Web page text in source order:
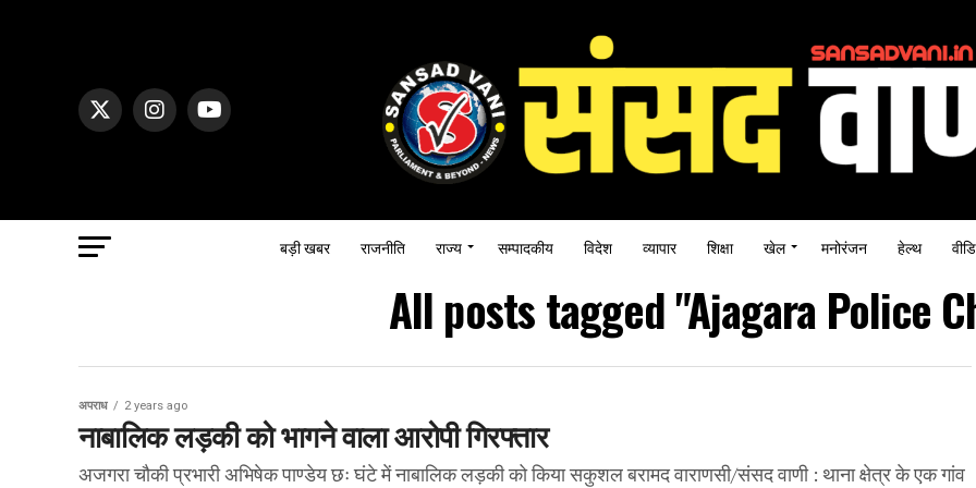
बड़ी खबर राजनीति राज्य सम्पादकीय विदेश व्यापार शिक्षा खेल मनोरंजन हेल्थ
All posts tagged "Ajagara Police
अपराध 2 years ago
नाबालिक लड़की को भागने वाला आरोपी गिरफ्तार
अजगरा चौकी प्रभारी अभिषेक पाण्डेय छः घंटे में नाबालिक लड़की को किया सकुशल बरामद वाराणसी/संसद वाणी : थाना क्षेत्र के एक गांव